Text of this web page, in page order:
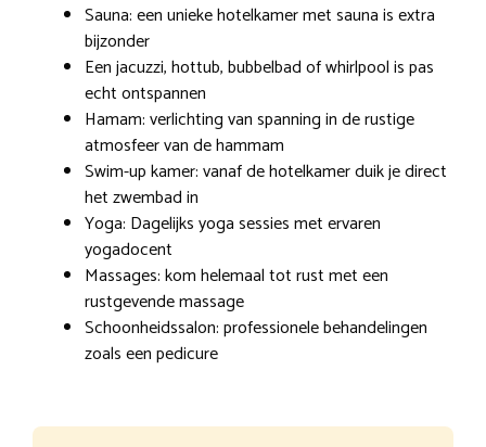
Sauna: een unieke hotelkamer met sauna is extra
bijzonder
Een jacuzzi, hottub, bubbelbad of whirlpool is pas
echt ontspannen
Hamam: verlichting van spanning in de rustige
atmosfeer van de hammam
Swim-up kamer: vanaf de hotelkamer duik je direct
het zwembad in
Yoga: Dagelijks yoga sessies met ervaren
yogadocent
Massages: kom helemaal tot rust met een
rustgevende massage
Schoonheidssalon: professionele behandelingen
zoals een pedicure